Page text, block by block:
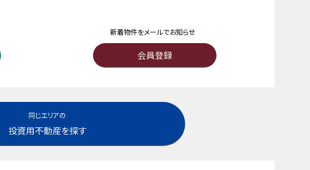
新着物件をメールでお知らせ
会員登録
同じエリアの
投資用不動産を探す